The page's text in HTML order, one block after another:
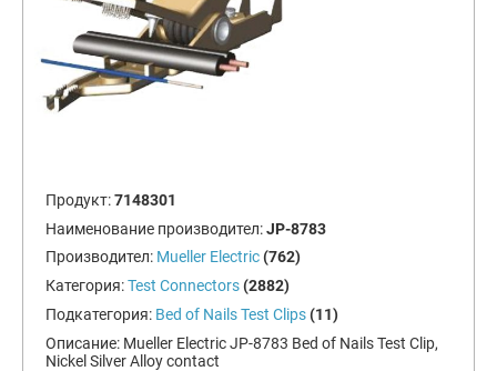
Продукт:7148301
Наименование производител:JP-8783
Производител: Mueller Electric (762)
Категория:Test Connectors (2882)
Подкатегория: Bed of Nails Test Clips (11)
Описание: Mueller Electric JP-8783 Bed of Nails Test Clip,
Nickel Silver Alloy contact